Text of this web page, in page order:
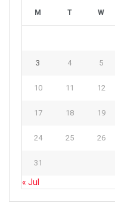
M T W
3 4 5
10 11 12
17 18 19
24 25 26
31
« Jul